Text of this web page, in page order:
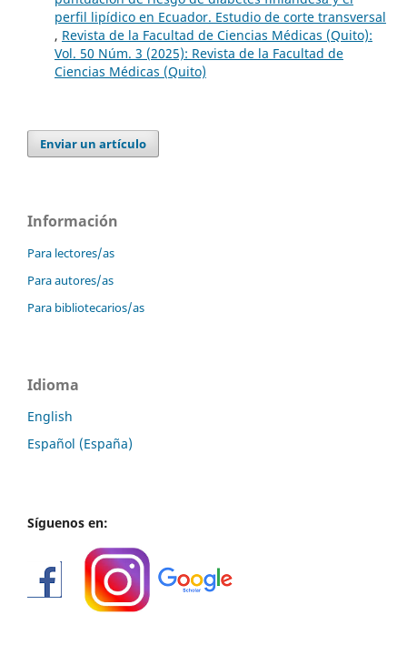
perfil lipídico en Ecuador. Estudio de corte transversal
, Revista de la Facultad de Ciencias Médicas (Quito):
Vol. 50 Núm. 3 (2025): Revista de la Facultad de
Ciencias Médicas (Quito)
Enviar un artículo
Información
Para lectores/as
Para autores/as
Para bibliotecarios/as
Idioma
English
Español (España)
Síguenos en: